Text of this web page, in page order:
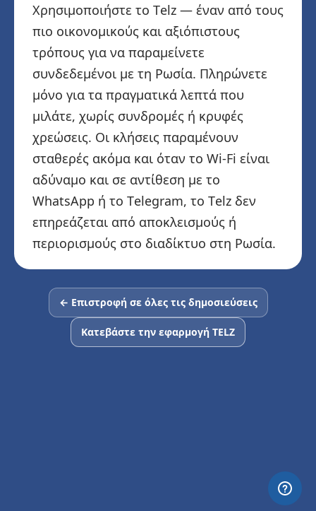
Χρησιμοποιήστε το Telz — έναν από τους
πιο οικονομικούς και αξιόπιστους
τρόπους για να παραμείνετε
συνδεδεμένοι με τη Ρωσία. Πληρώνετε
μόνο για τα πραγματικά λεπτά που
μιλάτε, χωρίς συνδρομές ή κρυφές
χρεώσεις. Οι κλήσεις παραμένουν
σταθερές ακόμα και όταν το Wi-Fi είναι
αδύναμο και σε αντίθεση με το
WhatsApp ή το Telegram, το Telz δεν
επηρεάζεται από αποκλεισμούς ή
περιορισμούς στο διαδίκτυο στη Ρωσία.
← Επιστροφή σε όλες τις δημοσιεύσεις
Κατεβάστε την εφαρμογή TELZ